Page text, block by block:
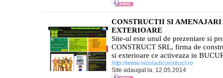
CONSTRUCTII SI
EXTERIOARE
Site-ul este unul de prezentare si
CONSTRUCT SRL, firma de
si exterioare ce activeaza in
http://www.nicoladiconstruct.ro
Site adaugat la: 12.05.2014